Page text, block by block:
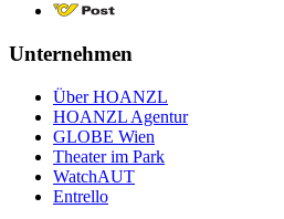
Unternehmen
Über HOANZL
HOANZL Agentur
GLOBE Wien
Theater im Park
WatchAUT
Entrello